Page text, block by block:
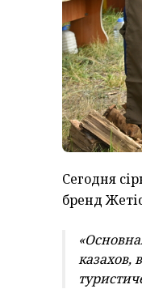
Сегодня
бренд
казахов,